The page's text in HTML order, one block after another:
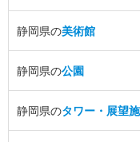
静岡県の美術館
静岡県の公園
静岡県のタワー・展望